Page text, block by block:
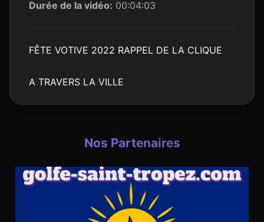
Durée de la vidéo: 00:04:03
FÊTE VOTIVE 2022 RAPPEL DE LA CLIQUE
A TRAVERS LA VILLE
Nos Partenaires